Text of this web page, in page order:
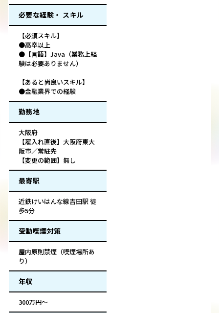
必要な経験・ スキル
【必須スキル】
●高卒以上
●【言語】Java（業務上経
験は必要ありません）
【あると尚良いスキル】
●金融業界での経験
勤務地
大阪府
【雇入れ直後】大阪府東大
阪市／常駐先
【変更の範囲】無し
最寄駅
近鉄けいはんな線吉田駅 徒
歩5分
受動喫煙対策
屋内原則禁煙（喫煙場所あ
り）
年収
300万円～